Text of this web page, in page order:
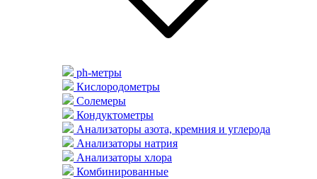
ph-метры
Кислородометры
Солемеры
Кондуктометры
Анализаторы азота, кремния и углерода
Анализаторы натрия
Анализаторы хлора
Комбинированные